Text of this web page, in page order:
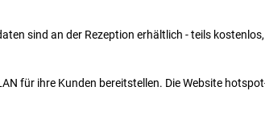
sind an der Rezeption erhältlich - teils kostenlos,
für ihre Kunden bereit­stellen. Die Website